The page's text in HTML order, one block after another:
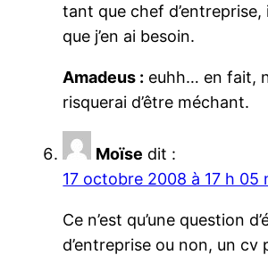
tant que chef
que j’en ai besoin.
Amadeus : euhh… en fait,
risquerai d’être méchant.
Moïse dit :
17 octobre 2008 à 17 h 05
Ce n’est qu’une question
d’entreprise ou non, un cv